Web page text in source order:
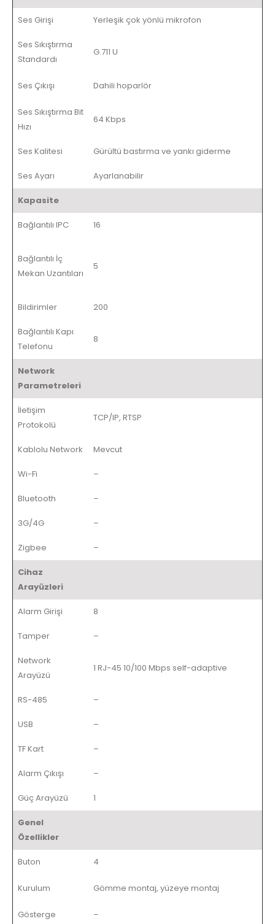
Ses Girişi Yerleşik çok yönlü mikrofon
Ses Sıkıştırma
Standardı
G.711 U
Ses Çıkışı Dahili hoparlör
Ses Sıkıştırma Bit
Hızı
64 Kbps
Ses Kalitesi Gürültü bastırma ve yankı giderme
Ses Ayarı Ayarlanabilir
Kapasite
Bağlantılı IPC 16
Bağlantılı İç
Mekan Uzantıları
5
Bildirimler 200
Bağlantılı Kapı
Telefonu
8
Network
Parametreleri
İletişim
Protokolü
TCP/IP, RTSP
Kablolu Network Mevcut
Wi-Fi –
Bluetooth –
3G/4G –
Zigbee –
Cihaz
Arayüzleri
Alarm Girişi 8
Tamper –
Network
Arayüzü
1 RJ-45 10/100 Mbps self-adaptive
RS-485 –
USB –
TF Kart –
Alarm Çıkışı –
Güç Arayüzü 1
Genel
Özellikler
Buton 4
Kurulum Gömme montaj, yüzeye montaj
Gösterge –